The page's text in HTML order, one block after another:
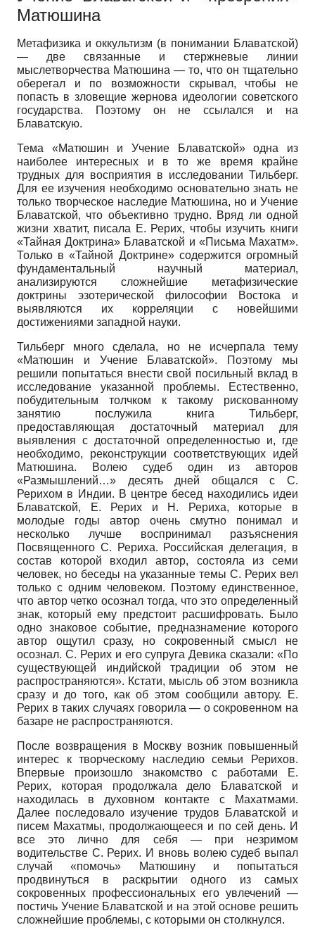
Матюшина
Метафизика и оккультизм (в понимании Блаватской)
— две связанные и стержневые линии
мыслетворчества Матюшина — то, что он тщательно
оберегал и по возможности скрывал, чтобы не
попасть в зловещие жернова идеологии советского
государства. Поэтому он не ссылался и на
Блаватскую.
Тема «Матюшин и Учение Блаватской» одна из
наиболее интересных и в то же время крайне
трудных для восприятия в исследовании Тильберг.
Для ее изучения необходимо основательно знать не
только творческое наследие Матюшина, но и Учение
Блаватской, что объективно трудно. Вряд ли одной
жизни хватит, писала Е. Рерих, чтобы изучить книги
«Тайная Доктрина» Блаватской и «Письма Махатм».
Только в «Тайной Доктрине» содержится огромный
фундаментальный научный материал,
анализируются сложнейшие метафизические
доктрины эзотерической философии Востока и
выявляются их корреляции с новейшими
достижениями западной науки.
Тильберг много сделала, но не исчерпала тему
«Матюшин и Учение Блаватской». Поэтому мы
решили попытаться внести свой посильный вклад в
исследование указанной проблемы. Естественно,
побудительным толчком к такому рискованному
занятию послужила книга Тильберг,
предоставляющая достаточный материал для
выявления с достаточной определенностью и, где
необходимо, реконструкции соответствующих идей
Матюшина. Волею судеб один из авторов
«Размышлений…» десять дней общался с С.
Рерихом в Индии. В центре бесед находились идеи
Блаватской, Е. Рерих и Н. Рериха, которые в
молодые годы автор очень смутно понимал и
несколько лучше воспринимал разъяснения
Посвященного С. Рериха. Российская делегация, в
состав которой входил автор, состояла из семи
человек, но беседы на указанные темы С. Рерих вел
только с одним человеком. Поэтому единственное,
что автор четко осознал тогда, что это определенный
знак, который ему предстоит расшифровать. Было
одно знаковое событие, предназнамение которого
автор ощутил сразу, но сокровенный смысл не
осознал. С. Рерих и его супруга Девика сказали: «По
существующей индийской традиции об этом не
распространяются». Кстати, мысль об этом возникла
сразу и до того, как об этом сообщили автору. Е.
Рерих в таких случаях говорила — о сокровенном на
базаре не распространяются.
После возвращения в Москву возник повышенный
интерес к творческому наследию семьи Рерихов.
Впервые произошло знакомство с работами Е.
Рерих, которая продолжала дело Блаватской и
находилась в духовном контакте с Махатмами.
Далее последовало изучение трудов Блаватской и
писем Махатмы, продолжающееся и по сей день. И
все это лично для себя — при незримом
водительстве С. Рерих. И вновь волею судеб выпал
случай «помочь» Матюшину и попытаться
продвинуться в раскрытии одного из самых
сокровенных профессиональных его увлечений —
постичь Учение Блаватской и на этой основе решить
сложнейшие проблемы, с которыми он столкнулся.